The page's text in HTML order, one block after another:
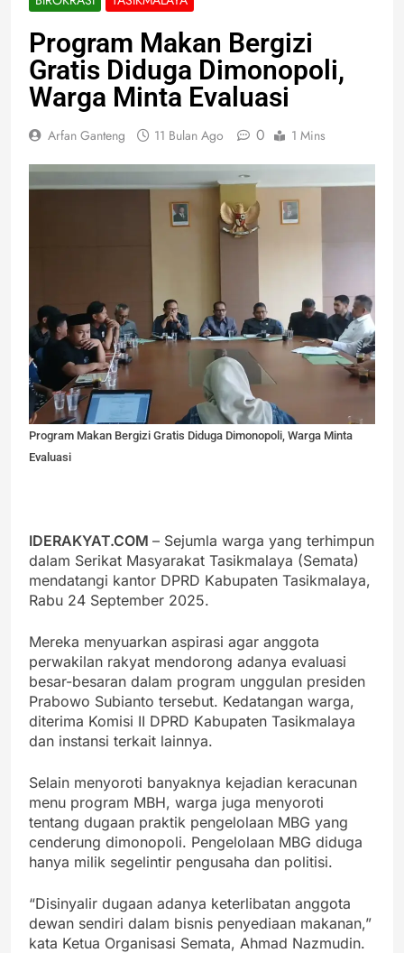
Program Makan Bergizi
Gratis Diduga Dimonopoli,
Warga Minta Evaluasi
Arfan Ganteng 11 Bulan Ago 0 1 Mins
Program Makan Bergizi Gratis Diduga Dimonopoli, Warga Minta
Evaluasi
IDERAKYAT.COM – Sejumla warga yang terhimpun
dalam Serikat Masyarakat Tasikmalaya (Semata)
mendatangi kantor DPRD Kabupaten Tasikmalaya,
Rabu 24 September 2025.
Mereka menyuarkan aspirasi agar anggota
perwakilan rakyat mendorong adanya evaluasi
besar-besaran dalam program unggulan presiden
Prabowo Subianto tersebut. Kedatangan warga,
diterima Komisi II DPRD Kabupaten Tasikmalaya
dan instansi terkait lainnya.
Selain menyoroti banyaknya kejadian keracunan
menu program MBH, warga juga menyoroti
tentang dugaan praktik pengelolaan MBG yang
cenderung dimonopoli. Pengelolaan MBG diduga
hanya milik segelintir pengusaha dan politisi.
“Disinyalir dugaan adanya keterlibatan anggota
dewan sendiri dalam bisnis penyediaan makanan,”
kata Ketua Organisasi Semata, Ahmad Nazmudin.